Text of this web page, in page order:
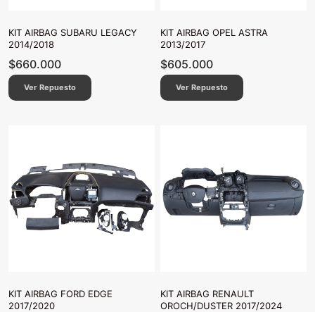
KIT AIRBAG SUBARU LEGACY
2014/2018
$660.000
Ver Repuesto
KIT AIRBAG OPEL ASTRA
2013/2017
$605.000
Ver Repuesto
KIT AIRBAG FORD EDGE
2017/2020
KIT AIRBAG RENAULT
OROCH/DUSTER 2017/2024